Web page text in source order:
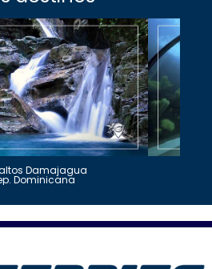
Damajagua
Dominicana